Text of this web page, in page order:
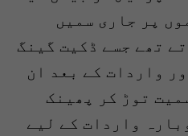
پر جاری سمیں
تھے جسے ڈکیت گینگ
واردات کے بعد ان
توڑ کر پھینک
واردات کے لیے